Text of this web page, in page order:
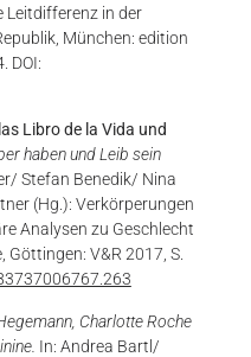
Leitdifferenz in der
München: edition
DOI:
Libro de la Vida und
haben und Leib sein
Stefan Benedik/ Nina
(Hg.): Verkörperungen
Analysen zu Geschlecht
Göttingen: V&R 2017, S.
Charlotte Roche
In: Andrea Bartl/